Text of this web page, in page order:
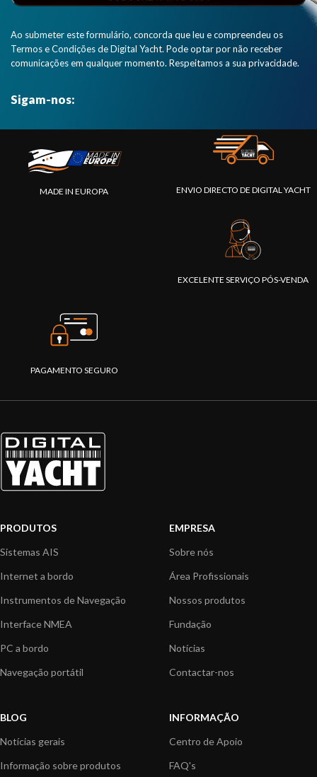
Ao submeter este formulário, concorda que leu e compreendeu os
Termos e Condições de Digital Yacht. Pode optar por não receber
comunicações em qualquer momento. Respeitamos a sua privacidade.
Sigam-nos:
MADE IN EUROPA ENVIO DIRECTO DE DIGITAL YACHT
EXCELENTE SERVIÇO PÓS-VENDA
PAGAMENTO SEGURO
PRODUTOS
Sistemas AIS
Internet a bordo
Instrumentos de Navegação
Interface NMEA
PC a bordo
Navegação portátil
EMPRESA
Sobre nós
Área Profissionais
Nossos produtos
Fundação
Notícias
Contactar-nos
BLOG
Notícias gerais
Informação sobre produtos
INFORMAÇÃO
Centro de Apoio
FAQ's